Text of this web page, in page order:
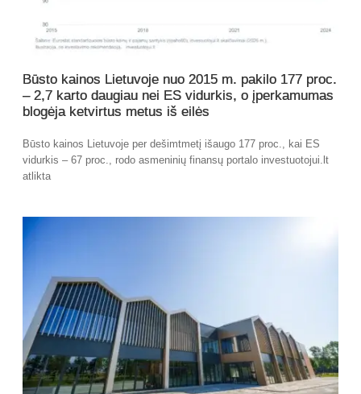
Būsto kainos Lietuvoje nuo 2015 m. pakilo 177 proc.
– 2,7 karto daugiau nei ES vidurkis, o įperkamumas
blogėja ketvirtus metus iš eilės
Būsto kainos Lietuvoje per dešimtmetį išaugo 177 proc., kai ES
vidurkis – 67 proc., rodo asmeninių finansų portalo investuotojui.lt
atlikta